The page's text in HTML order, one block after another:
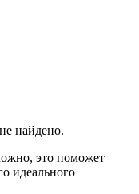
найдено.
это поможет
идеального